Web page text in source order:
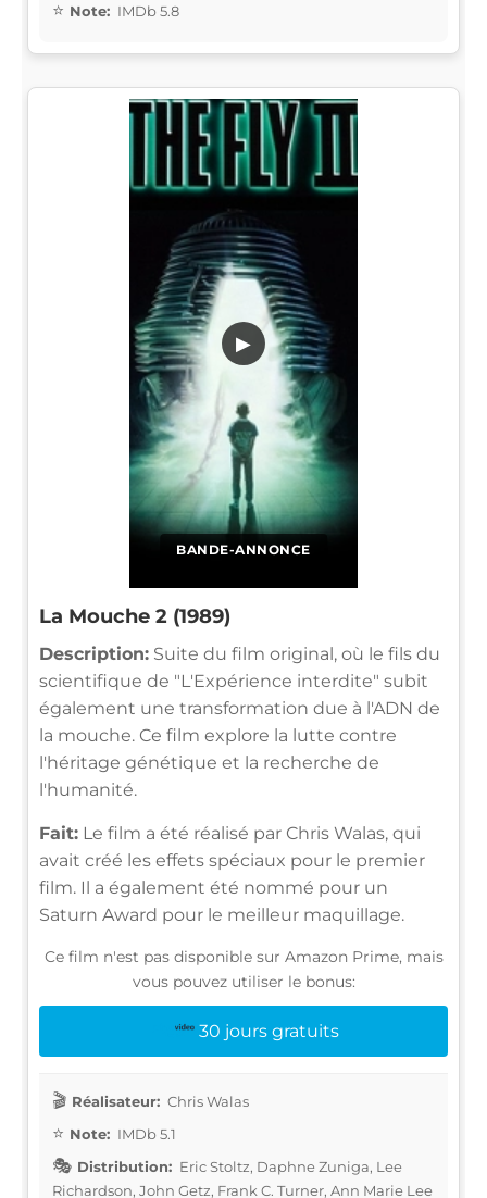
Note: IMDb 5.8
BANDE-ANNONCE
▶
La Mouche 2 (1989)
Description: Suite du film original, où le fils du
scientifique de "L'Expérience interdite" subit
également une transformation due à l'ADN de
la mouche. Ce film explore la lutte contre
l'héritage génétique et la recherche de
l'humanité.
Fait: Le film a été réalisé par Chris Walas, qui
avait créé les effets spéciaux pour le premier
film. Il a également été nommé pour un
Saturn Award pour le meilleur maquillage.
Ce film n'est pas disponible sur Amazon Prime, mais
vous pouvez utiliser le bonus:
30 jours gratuits
Réalisateur: Chris Walas
Note: IMDb 5.1
Distribution: Eric Stoltz, Daphne Zuniga, Lee
Richardson, John Getz, Frank C. Turner, Ann Marie Lee